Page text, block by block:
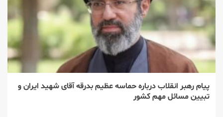
پیام رهبر انقلاب درباره حماسه عظیم بدرقه آقای شهید ایران و
تبیین مسائل مهم کشور